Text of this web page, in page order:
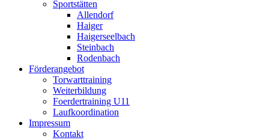
Sportstätten
Allendorf
Haiger
Haigerseelbach
Steinbach
Rodenbach
Förderangebot
Torwarttraining
Weiterbildung
Foerdertraining U11
Laufkoordination
Impressum
Kontakt